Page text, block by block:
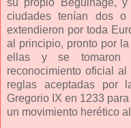
ciudades tenían dos
extendieron por toda
al principio, pronto por
ellas y se tomaron
reconocimiento oficial
reglas aceptadas por
Gregorio IX en 1233
un movimiento herético